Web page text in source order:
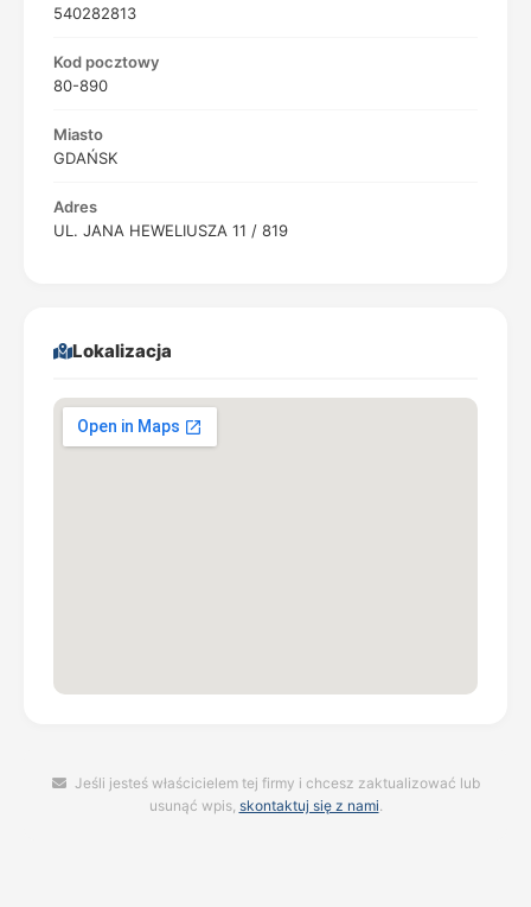
540282813
Kod pocztowy
80-890
Miasto
GDAŃSK
Adres
UL. JANA HEWELIUSZA 11 / 819
Lokalizacja
Jeśli jesteś właścicielem tej firmy i chcesz zaktualizować lub
usunąć wpis, skontaktuj się z nami.